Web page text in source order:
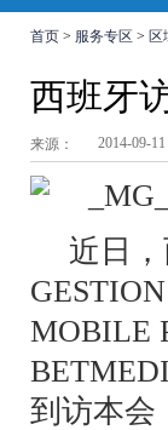
首页 > 服务专区 > 区
西班牙
来源： 2014-09-
近日
MOBILE
到访本会